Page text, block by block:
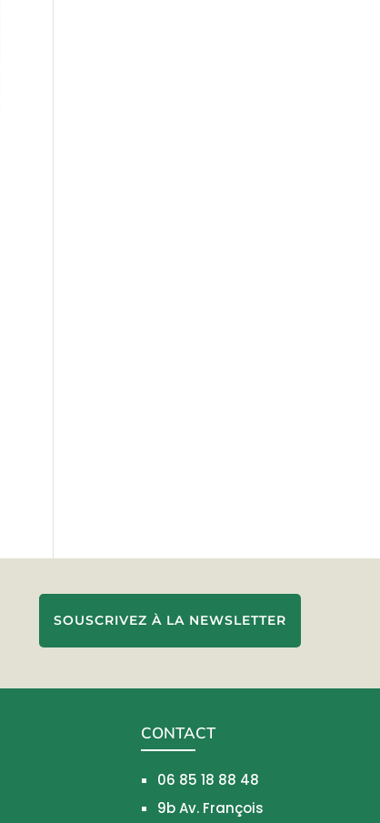
SOUSCRIVEZ À LA NEWSLETTER
CONTACT
06 85 18 88 48
9b Av. François